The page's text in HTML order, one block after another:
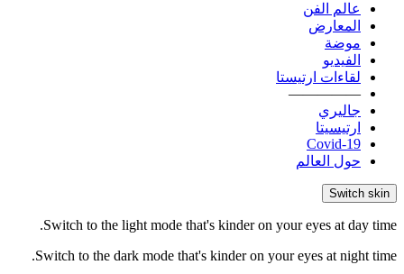
عالم الفن
المعارض
موضة
الفيديو
لقاءات ارتيستا
—————
جاليري
ارتيسيتا
Covid-19
حول العالم
Switch skin
Switch to the light mode that's kinder on your eyes at day time.
Switch to the dark mode that's kinder on your eyes at night time.